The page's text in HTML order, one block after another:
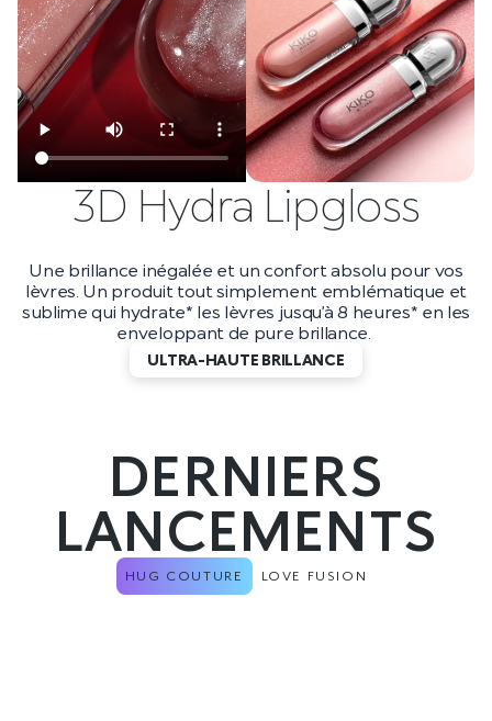
3D Hydra Lipgloss
Une brillance inégalée et un confort absolu pour vos
lèvres. Un produit tout simplement emblématique et
sublime qui hydrate* les lèvres jusqu’à 8 heures* en les
enveloppant de pure brillance.
ULTRA-HAUTE BRILLANCE
DERNIERS
LANCEMENTS
HUG COUTURE LOVE FUSION